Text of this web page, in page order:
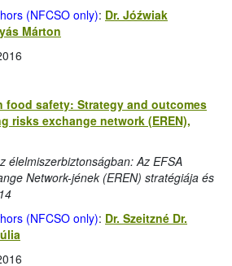
(NFCSO only): Dr. Jóźwiak
Márton
safety: Strategy and outcomes
risks exchange network (EREN),
élelmiszerbiztonságban: Az EFSA
Network-jének (EREN) stratégiája és
(NFCSO only): Dr. Szeitzné Dr.